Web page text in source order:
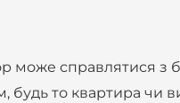
може справлятися з
будь то квартира чи